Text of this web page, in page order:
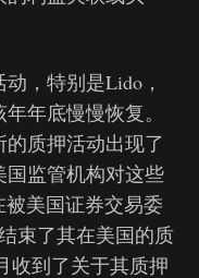
，特别是Lido，
年底慢慢恢复。
质押活动出现了
监管机构对这些
美国证券交易委
束了其在美国的质
收到了关于其质押